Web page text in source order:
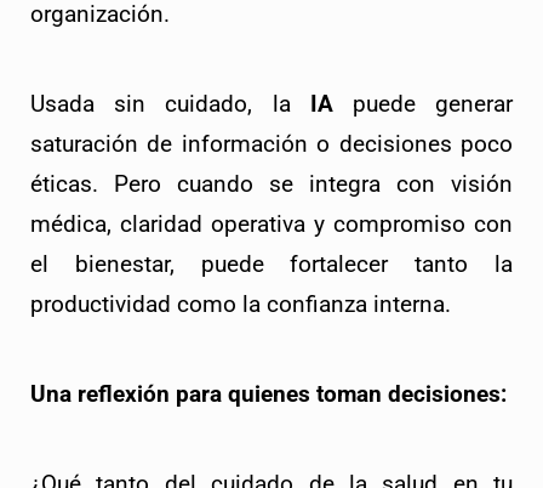
organización.
Usada sin cuidado, la IA puede generar
saturación de información o decisiones poco
éticas. Pero cuando se integra con visión
médica, claridad operativa y compromiso con
el bienestar, puede fortalecer tanto la
productividad como la confianza interna.
Una reflexión para quienes toman decisiones: